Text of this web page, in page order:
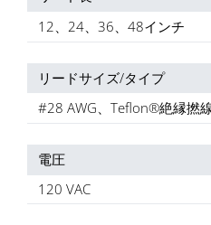
12、24、36、48インチ
リードサイズ/タイプ
#28 AWG、Teflon®絶縁撚
電圧
120 VAC